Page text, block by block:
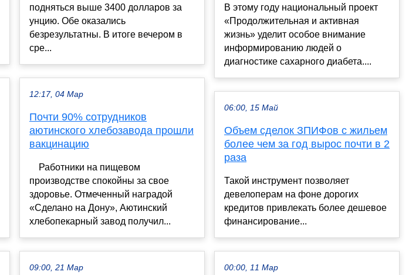
подняться выше 3400 долларов за
унцию. Обе оказались
безрезультатны. В итоге вечером в
сре...
12:17, 04 Мар
Почти 90% сотрудников
аютинского хлебозавода прошли
вакцинацию
⠀ Работники на пищевом
производстве спокойны за свое
здоровье. Отмеченный наградой
«Сделано на Дону», Аютинский
хлебопекарный завод получил...
09:00, 21 Мар
В этому году национальный проект
«Продолжительная и активная
жизнь» уделит особое внимание
информированию людей о
диагностике сахарного диабета....
06:00, 15 Май
Объем сделок ЗПИФов с жильем
более чем за год вырос почти в 2
раза
Такой инструмент позволяет
девелоперам на фоне дорогих
кредитов привлекать более дешевое
финансирование...
00:00, 11 Мар